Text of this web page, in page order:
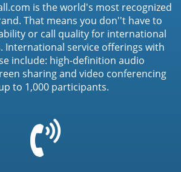
is the world's most recognized
That means you don''t have to
or call quality for international
International service offerings with
include: high-definition audio
sharing and video conferencing
to 1,000 participants.
t('common.phone_icon')